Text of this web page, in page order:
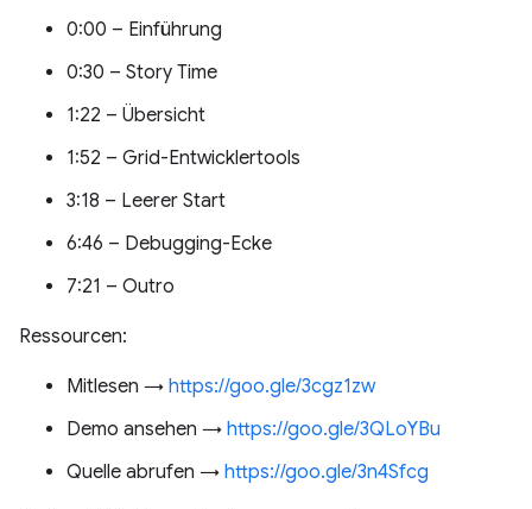
0:00 – Einführung
0:30 – Story Time
1:22 – Übersicht
1:52 – Grid-Entwicklertools
3:18 – Leerer Start
6:46 – Debugging-Ecke
7:21 – Outro
Ressourcen:
Mitlesen → https://goo.gle/3cgz1zw
Demo ansehen → https://goo.gle/3QLoYBu
Quelle abrufen → https://goo.gle/3n4Sfcg